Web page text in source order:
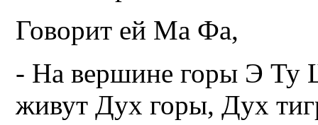
Говорит ей Ма Фа,
- На вершине горы Э Ту
живут Дух горы, Дух